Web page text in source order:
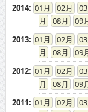
2012: 01 02 03
08
09
2011: 01 02 03
08
09
2010: 01 02 03
08
09
2009: 01 02 03